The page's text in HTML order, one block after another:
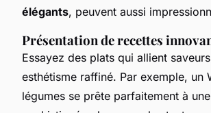
élégants, peuvent aussi
Présentation de recettes
Essayez des plats qui allient
esthétisme raffiné. Par exemple, un
légumes se prête parfaitement à